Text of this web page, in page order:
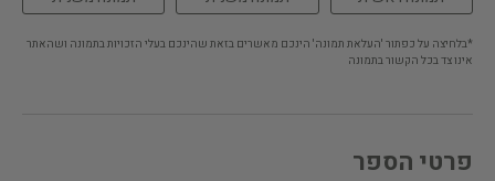
*בלחיצה על כפתור 'העלאת תמונה' הינכם מאשרים בזאת שהינכם בעלי הזכויות בתמונה ושהאתר
אינו צד בכל הקשור בתמונה
פרטי הספר